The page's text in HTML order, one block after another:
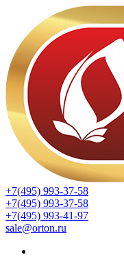
+7(495) 993-37-58
+7(495) 993-37-58
+7(495) 993-41-97
sale@orton.ru